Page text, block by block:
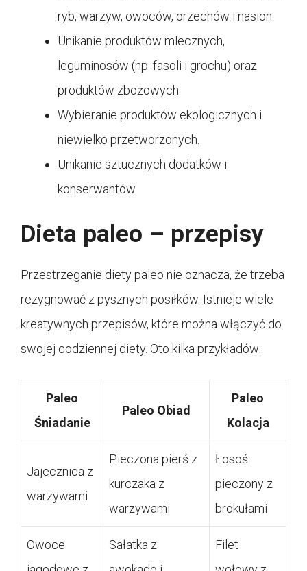
ryb, warzyw, owoców, orzechów i nasion.
Unikanie produktów mlecznych,
leguminosów (np. fasoli i grochu) oraz
produktów zbożowych.
Wybieranie produktów ekologicznych i
niewielko przetworzonych.
Unikanie sztucznych dodatków i
konserwantów.
Dieta paleo – przepisy
Przestrzeganie diety paleo nie oznacza, że trzeba
rezygnować z pysznych posiłków. Istnieje wiele
kreatywnych przepisów, które można włączyć do
swojej codziennej diety. Oto kilka przykładów:
Paleo
Śniadanie
Paleo Obiad
Paleo
Kolacja
Jajecznica z
warzywami
Pieczona pierś z
kurczaka z
warzywami
Łosoś
pieczony z
brokułami
Owoce
Sałatka z
Filet